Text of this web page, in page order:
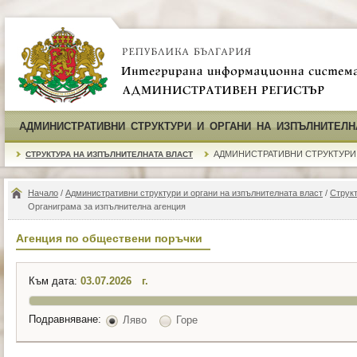
АДМИНИСТРАТИВНИ СТРУКТУРИ И ОРГАНИ НА
СТРУКТУРА НА ИЗПЪЛНИТЕЛНАТА ВЛАСТ АДМИНИСТРАТИВНИ СТРУКТУРИ
Начало / Административни структури и органи на изпълнителната власт /
Органиграма за изпълнителна агенция
Агенция по обществени поръчки
Към дата: г.
Подравняване: Ляво Горе